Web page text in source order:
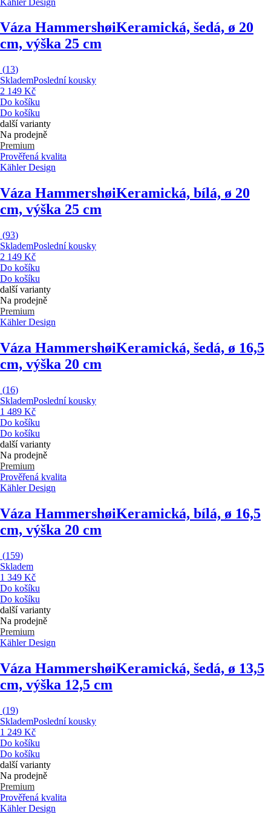
Váza HammershøiKeramická, šedá, ø 20
cm, výška 25 cm
(13)
SklademPoslední kousky
2 149 Kč
Do košíku
Do košíku
další varianty
Na prodejně
Premium
Prověřená kvalita
Kähler Design
Váza HammershøiKeramická, bílá, ø 20
cm, výška 25 cm
(93)
SklademPoslední kousky
2 149 Kč
Do košíku
Do košíku
další varianty
Na prodejně
Premium
Kähler Design
Váza HammershøiKeramická, šedá, ø 16,5
cm, výška 20 cm
(16)
SklademPoslední kousky
1 489 Kč
Do košíku
Do košíku
další varianty
Na prodejně
Premium
Prověřená kvalita
Kähler Design
Váza HammershøiKeramická, bílá, ø 16,5
cm, výška 20 cm
(159)
Skladem
1 349 Kč
Do košíku
Do košíku
další varianty
Na prodejně
Premium
Kähler Design
Váza HammershøiKeramická, šedá, ø 13,5
cm, výška 12,5 cm
(19)
SklademPoslední kousky
1 249 Kč
Do košíku
Do košíku
další varianty
Na prodejně
Premium
Prověřená kvalita
Kähler Design